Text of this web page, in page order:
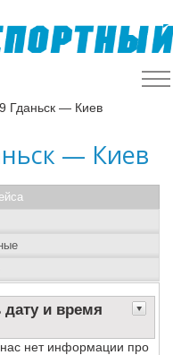
Гданьск — Киев
— Киев
и время
нет информации про